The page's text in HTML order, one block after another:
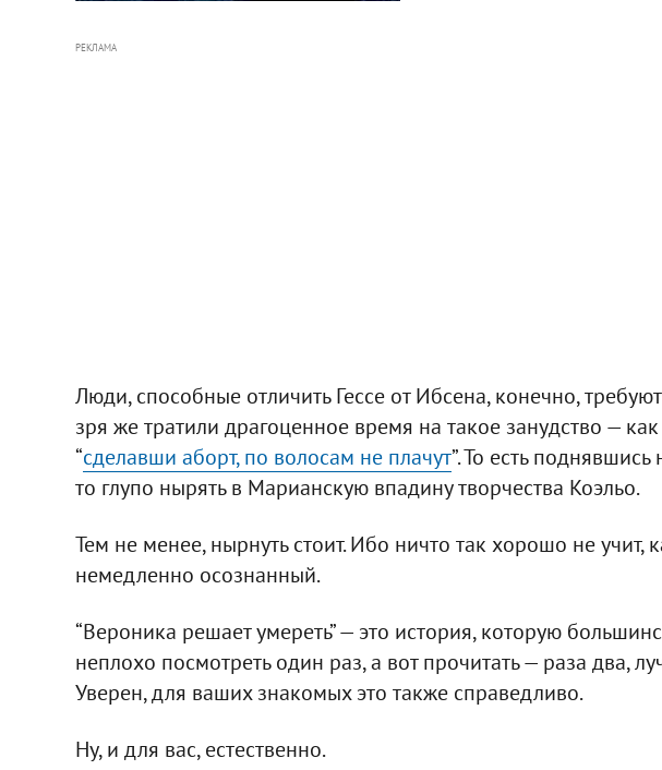
РЕКЛАМА
Люди, способные отличить Гессе от Ибсена, конечно,
зря же тратили драгоценное время на такое занудство —
“сделавши аборт, по волосам не плачут”. То есть
то глупо нырять в Марианскую впадину творчества Коэльо.
Тем не менее, нырнуть стоит. Ибо ничто так хорошо не учит,
немедленно осознанный.
“Вероника решает умереть” — это история, которую
неплохо посмотреть один раз, а вот прочитать — раза два,
Уверен, для ваших знакомых это также справедливо.
Ну, и для вас, естественно.